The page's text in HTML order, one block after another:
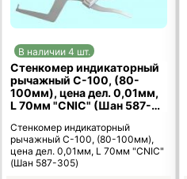
В наличии 4 шт.
Стенкомер индикаторный
рычажный С-100, (80-
100мм), цена дел. 0,01мм,
L 70мм "CNIC" (Шан 587-
Стенкомер индикаторный
рычажный С-100, (80-100мм),
цена дел. 0,01мм, L 70мм "CNIC"
(Шан 587-305)